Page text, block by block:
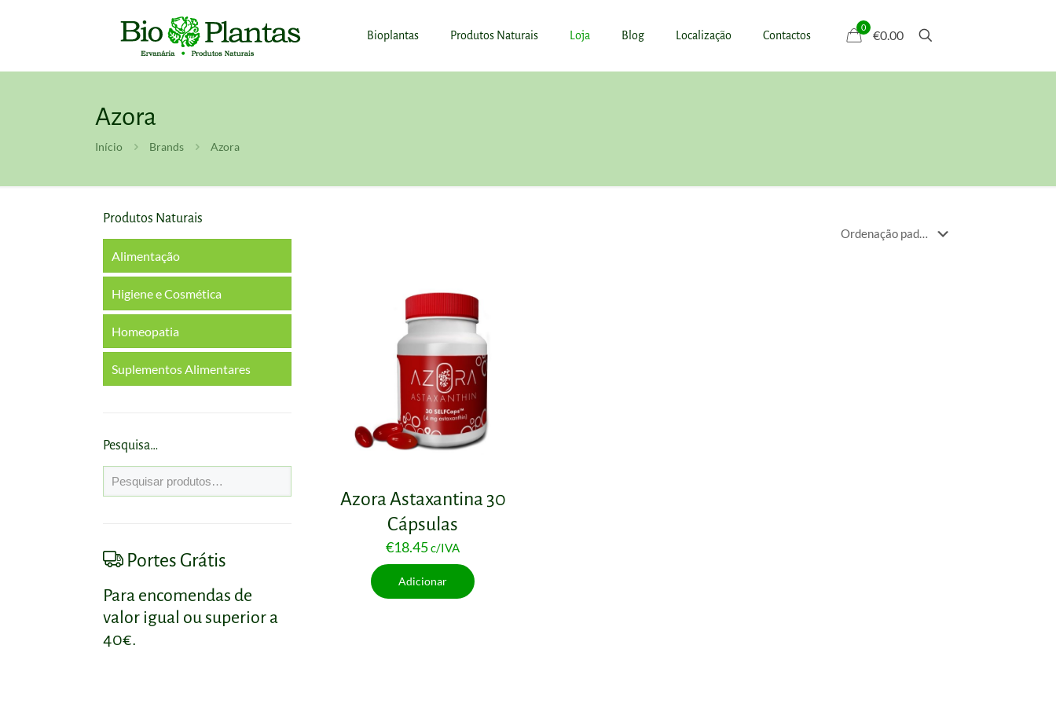
Bioplantas Produtos Naturais Loja Blog Localização Contactos
0
€0.00
Azora
Início Brands Azora
Azora Astaxantina 30
Cápsulas
€18.45c/IVA
Adicionar
Produtos Naturais
Alimentação
Higiene e Cosmética
Boca
Cabelo
Rosto
Homeopatia
Suplementos Alimentares
Circulação e Veias
Coração e Colesterol
Digestão e Trânsito
Emagrecimento
Energia
Pesquisa…
Portes Grátis
Para encomendas de
valor igual ou superior a
40€.